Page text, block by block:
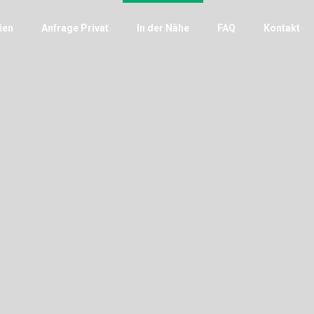
Anfrage Privat In der Nähe FAQ Kontakt